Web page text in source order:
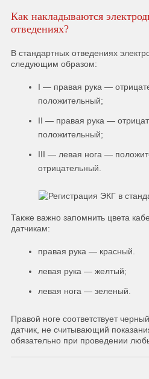
Как накладываются
отведениях?
В стандартных отведениях
следующим образом:
I — правая рука —
положительный;
II — правая рука —
положительный;
III — левая нога —
отрицательный.
Также важно запомнить цвета
датчикам:
правая рука — красный.
левая рука — желтый;
левая нога — зеленый.
Правой ноге соответствует
датчик, не считывающий
обязательно при проведении